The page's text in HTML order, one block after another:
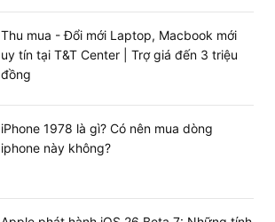
Thu mua - Đổi mới Laptop, Macbook mới
uy tín tại T&T Center | Trợ giá đến 3 triệu
đồng
iPhone 1978 là gì? Có nên mua dòng
iphone này không?